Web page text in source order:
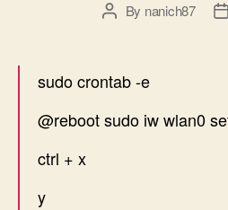
PostBy nanich87
sudo crontab -e
@reboot sudo iw wlan0
ctrl + x
y